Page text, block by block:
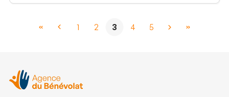
1 2 3 4 5